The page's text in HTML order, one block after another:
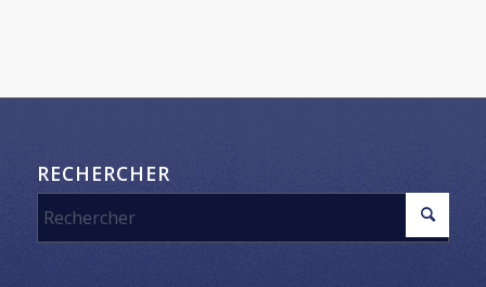
RECHERCHER